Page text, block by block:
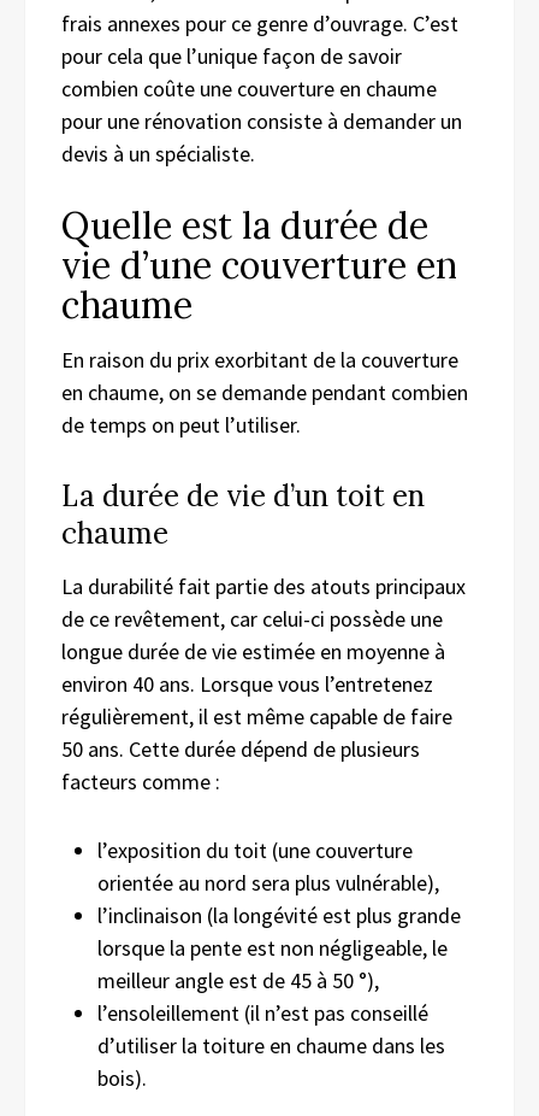
frais annexes pour ce genre d’ouvrage. C’est
pour cela que l’unique façon de savoir
combien coûte une couverture en chaume
pour une rénovation consiste à demander un
devis à un spécialiste.
Quelle est la durée de
vie d’une couverture en
chaume
En raison du prix exorbitant de la couverture
en chaume, on se demande pendant combien
de temps on peut l’utiliser.
La durée de vie d’un toit en
chaume
La durabilité fait partie des atouts principaux
de ce revêtement, car celui-ci possède une
longue durée de vie estimée en moyenne à
environ 40 ans. Lorsque vous l’entretenez
régulièrement, il est même capable de faire
50 ans. Cette durée dépend de plusieurs
facteurs comme :
l’exposition du toit (une couverture
orientée au nord sera plus vulnérable),
l’inclinaison (la longévité est plus grande
lorsque la pente est non négligeable, le
meilleur angle est de 45 à 50 °),
l’ensoleillement (il n’est pas conseillé
d’utiliser la toiture en chaume dans les
bois).